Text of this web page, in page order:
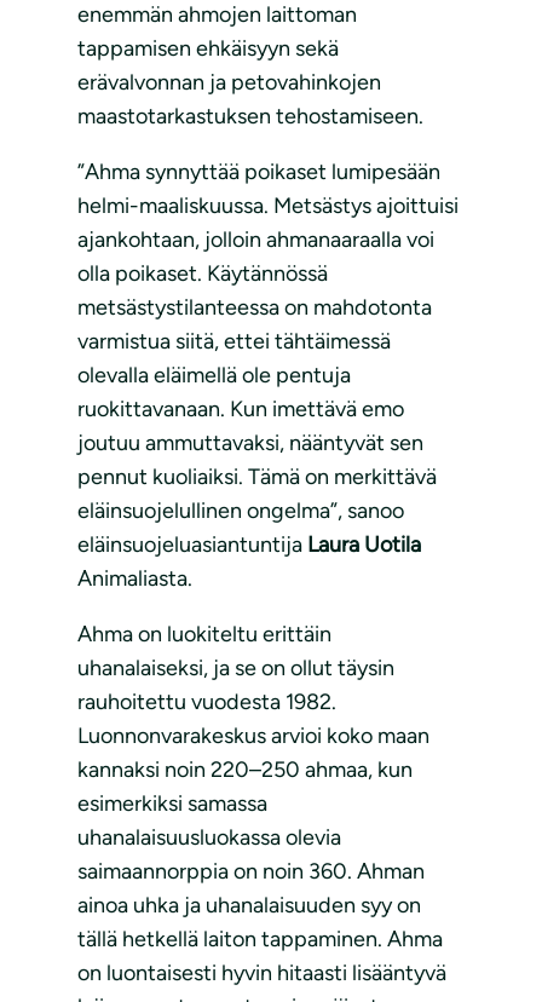
enemmän ahmojen laittoman
tappamisen ehkäisyyn sekä
erävalvonnan ja petovahinkojen
maastotarkastuksen tehostamiseen.
”Ahma synnyttää poikaset lumipesään
helmi-maaliskuussa. Metsästys ajoittuisi
ajankohtaan, jolloin ahmanaaraalla voi
olla poikaset. Käytännössä
metsästystilanteessa on mahdotonta
varmistua siitä, ettei tähtäimessä
olevalla eläimellä ole pentuja
ruokittavanaan. Kun imettävä emo
joutuu ammuttavaksi, nääntyvät sen
pennut kuoliaiksi. Tämä on merkittävä
eläinsuojelullinen ongelma”, sanoo
eläinsuojeluasiantuntija Laura Uotila
Animaliasta.
Ahma on luokiteltu erittäin
uhanalaiseksi, ja se on ollut täysin
rauhoitettu vuodesta 1982.
Luonnonvarakeskus arvioi koko maan
kannaksi noin 220–250 ahmaa, kun
esimerkiksi samassa
uhanalaisuusluokassa olevia
saimaannorppia on noin 360. Ahman
ainoa uhka ja uhanalaisuuden syy on
tällä hetkellä laiton tappaminen. Ahma
on luontaisesti hyvin hitaasti lisääntyvä